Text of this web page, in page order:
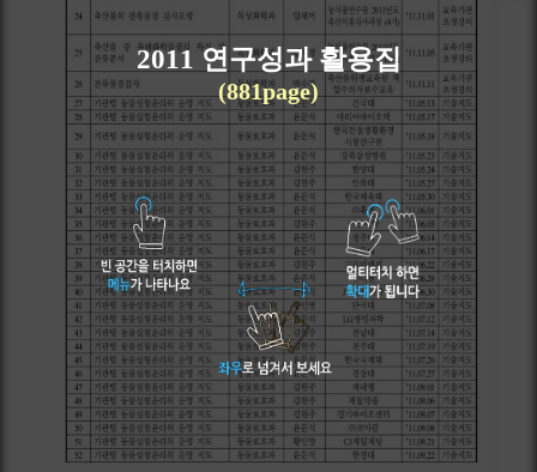
2011 연구성과 활용집
(881page)